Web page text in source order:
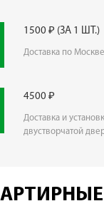
1500 ₽ (ЗА 1 ШТ.)
Доставка по
4500 ₽
Доставка и
двустворчатой